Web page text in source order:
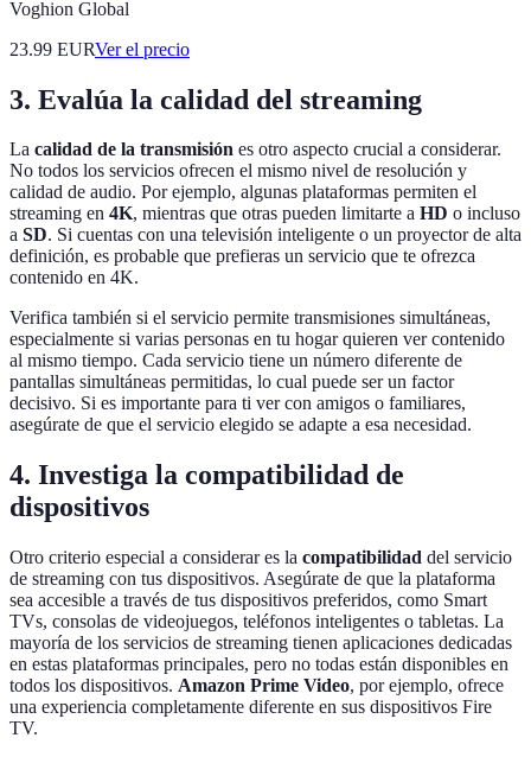
Voghion Global
23.99 EURVer el precio
3. Evalúa la calidad del streaming
La calidad de la transmisión es otro aspecto crucial a considerar.
No todos los servicios ofrecen el mismo nivel de resolución y
calidad de audio. Por ejemplo, algunas plataformas permiten el
streaming en 4K, mientras que otras pueden limitarte a HD o incluso
a SD. Si cuentas con una televisión inteligente o un proyector de alta
definición, es probable que prefieras un servicio que te ofrezca
contenido en 4K.
Verifica también si el servicio permite transmisiones simultáneas,
especialmente si varias personas en tu hogar quieren ver contenido
al mismo tiempo. Cada servicio tiene un número diferente de
pantallas simultáneas permitidas, lo cual puede ser un factor
decisivo. Si es importante para ti ver con amigos o familiares,
asegúrate de que el servicio elegido se adapte a esa necesidad.
4. Investiga la compatibilidad de
dispositivos
Otro criterio especial a considerar es la compatibilidad del servicio
de streaming con tus dispositivos. Asegúrate de que la plataforma
sea accesible a través de tus dispositivos preferidos, como Smart
TVs, consolas de videojuegos, teléfonos inteligentes o tabletas. La
mayoría de los servicios de streaming tienen aplicaciones dedicadas
en estas plataformas principales, pero no todas están disponibles en
todos los dispositivos. Amazon Prime Video, por ejemplo, ofrece
una experiencia completamente diferente en sus dispositivos Fire
TV.